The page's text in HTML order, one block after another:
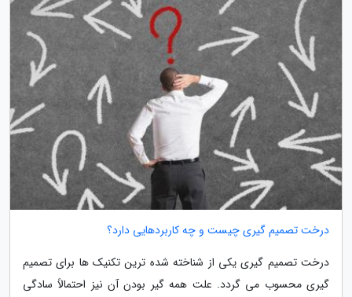
درخت تصمیم گیری چیست و چه کاربردهایی دارد؟
درخت تصمیم گیری یکی از شناخته شده ترین تکنیک ها برای تصمیم
گیری محسوب می گردد. علت همه گیر بودن آن نیز احتمالاً سادگی